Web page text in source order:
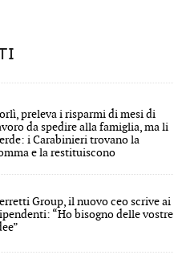
preleva i risparmi di mesi di
da spedire alla famiglia, ma li
i Carabinieri trovano la
e la restituiscono
Group, il nuovo ceo scrive ai
“Ho bisogno delle vostre